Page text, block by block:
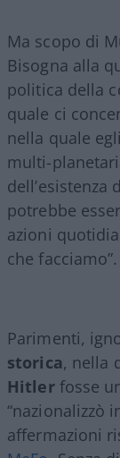
Ma scopo di
Bisogna alla
politica della
quale ci
nella quale
multi-
dell’esistenza
potrebbe
azioni
che
Parimenti,
storica, nella
Hitlerfosse
“nazionalizzò
affermazioni